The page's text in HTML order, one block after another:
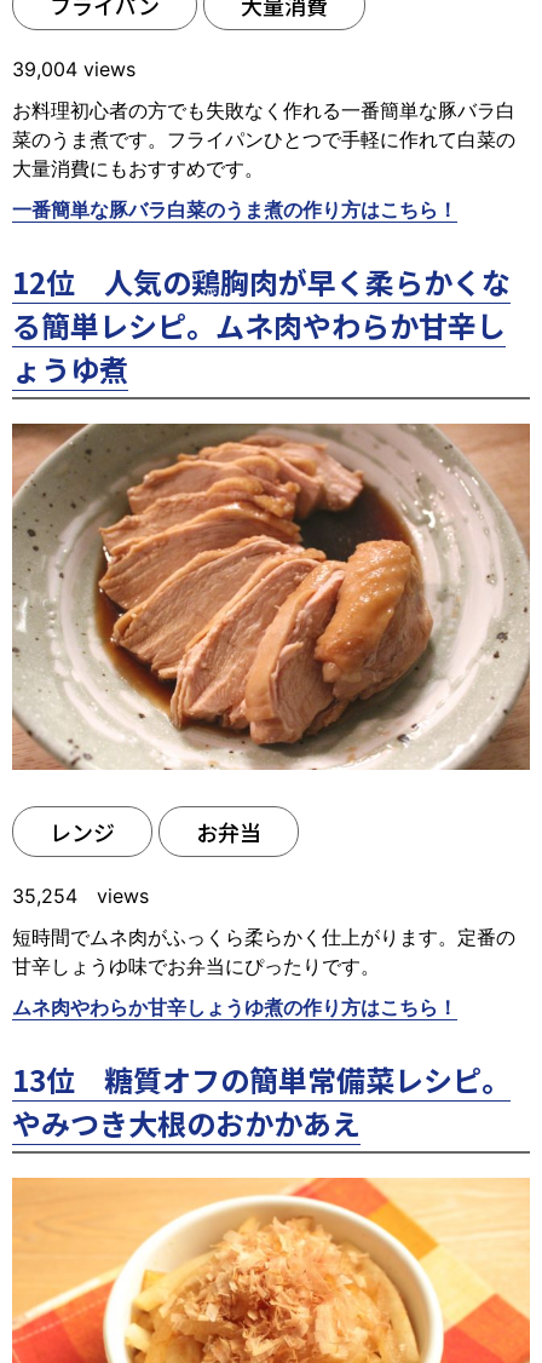
39,004 views
お料理初心者の方でも失敗なく作れる一番簡単な豚バラ白
菜のうま煮です。フライパンひとつで手軽に作れて白菜の
大量消費にもおすすめです。
一番簡単な豚バラ白菜のうま煮の作り方はこちら！
12位 人気の鶏胸肉が早く柔らかくな
る簡単レシピ。ムネ肉やわらか甘辛し
ょうゆ煮
レンジ お弁当
35,254 views
短時間でムネ肉がふっくら柔らかく仕上がります。定番の
甘辛しょうゆ味でお弁当にぴったりです。
ムネ肉やわらか甘辛しょうゆ煮の作り方はこちら！
13位 糖質オフの簡単常備菜レシピ。
やみつき大根のおかかあえ